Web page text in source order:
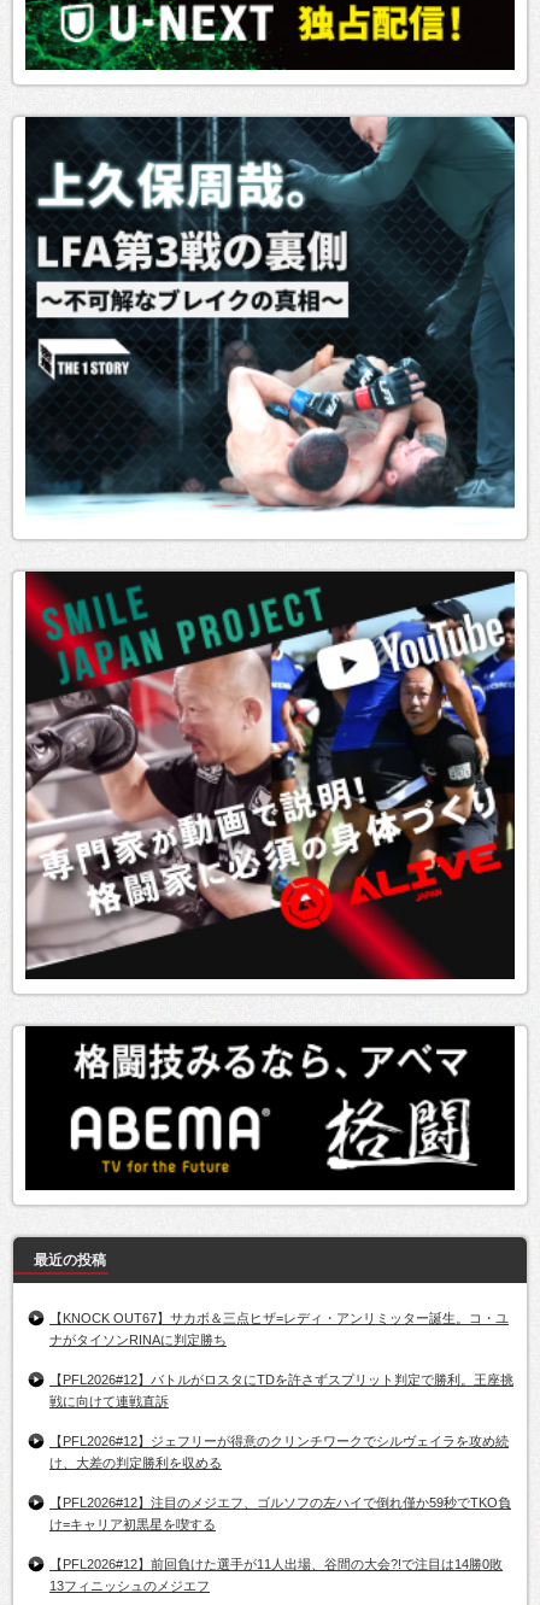
最近の投稿
【KNOCK OUT67】サカボ＆三点ヒザ=レディ・アンリミッター誕生。コ・ユ
ナがタイソンRINAに判定勝ち
【PFL2026#12】バトルがロスタにTDを許さずスプリット判定で勝利。王座挑
戦に向けて連戦直訴
【PFL2026#12】ジェフリーが得意のクリンチワークでシルヴェイラを攻め続
け、大差の判定勝利を収める
【PFL2026#12】注目のメジエフ、ゴルソフの左ハイで倒れ僅か59秒でTKO負
け=キャリア初黒星を喫する
【PFL2026#12】前回負けた選手が11人出場、谷間の大会?!で注目は14勝0敗
13フィニッシュのメジエフ